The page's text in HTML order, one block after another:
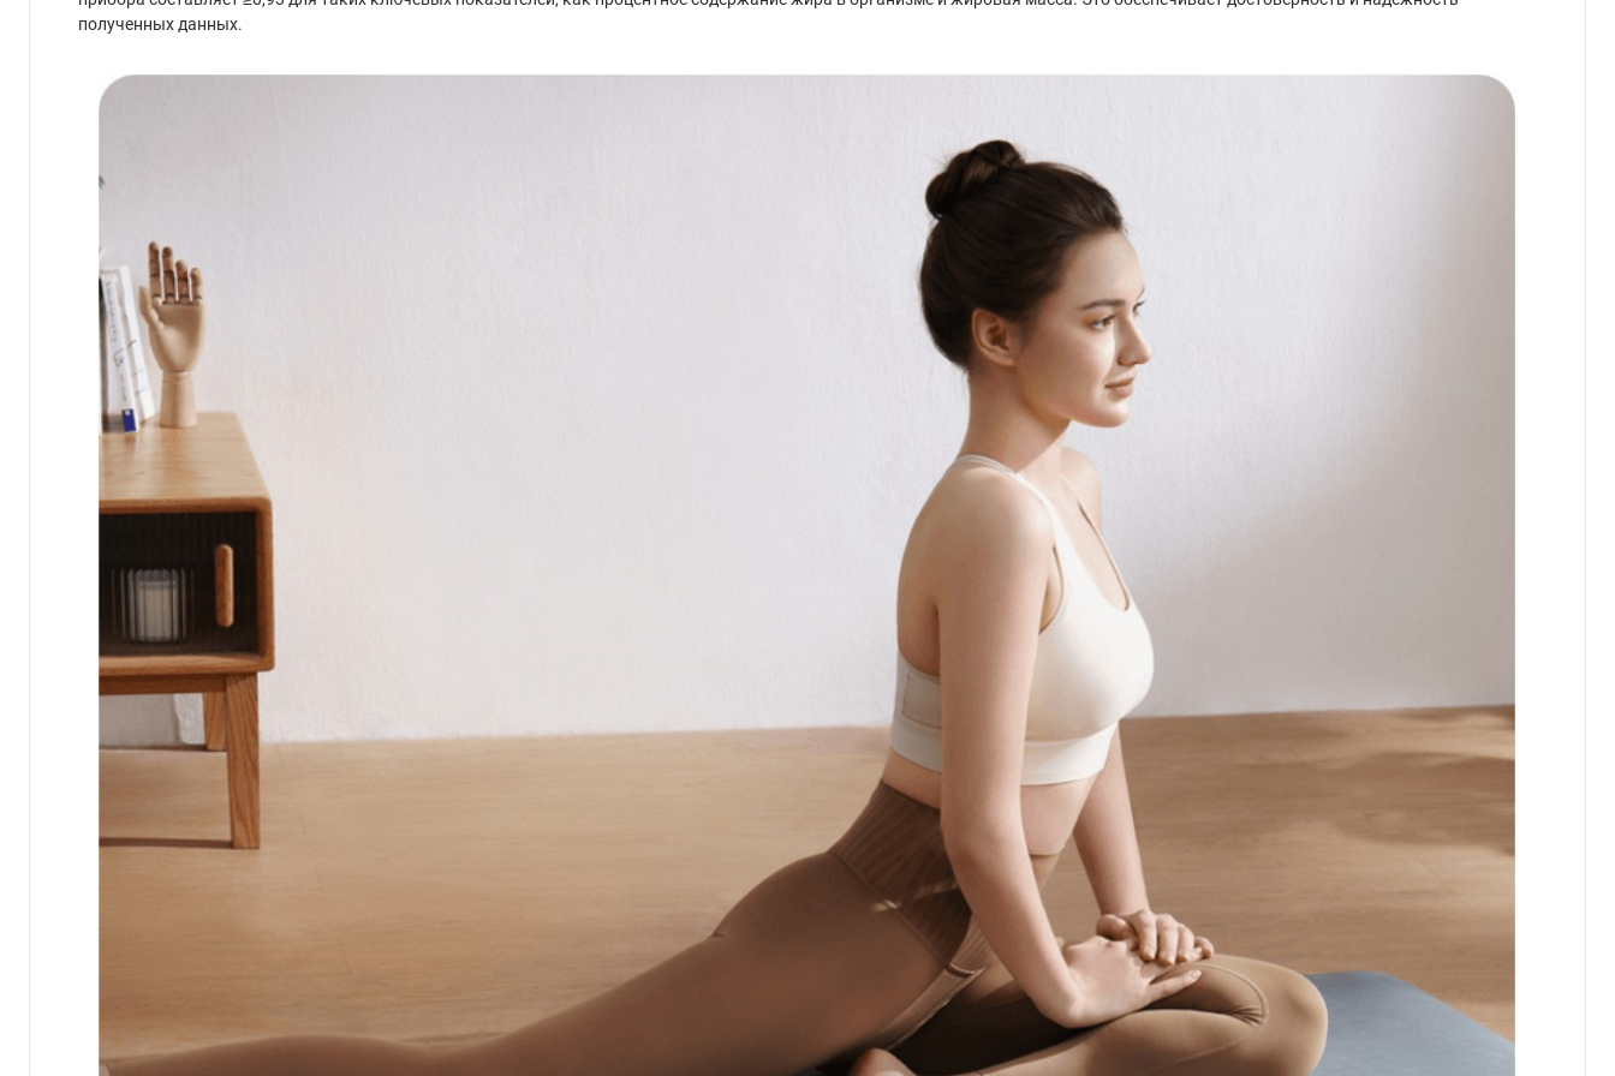
полученных данных.